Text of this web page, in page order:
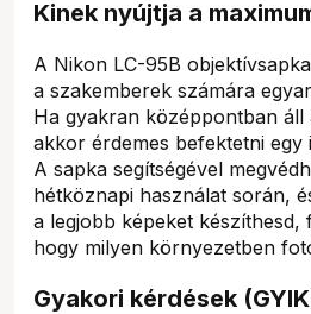
Kinek nyújtja a
A Nikon LC-95B
a szakemberek számára
Ha gyakran középpontban áll
akkor érdemes befektetni egy
A sapka segítségével
hétköznapi használat során,
a legjobb képeket készíthesd,
hogy milyen környezetben
Gyakori kérdések